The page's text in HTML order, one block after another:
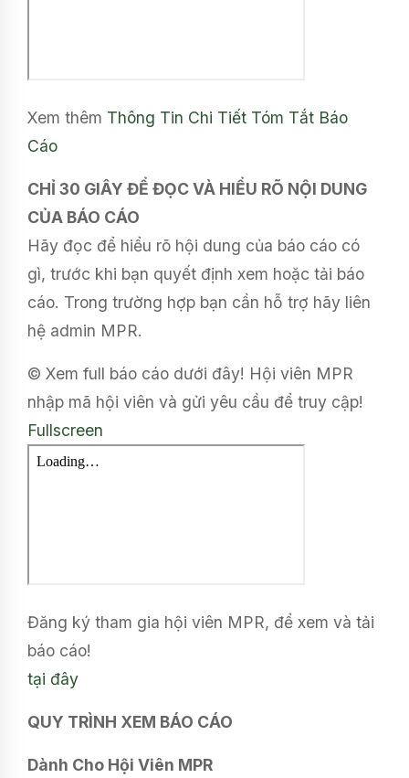
Xem thêm Thông Tin Chi Tiết Tóm Tắt Báo
Cáo
CHỈ 30 GIÂY ĐỂ ĐỌC VÀ HIỂU RÕ NỘI DUNG
CỦA BÁO CÁO
Hãy đọc để hiểu rõ hội dung của báo cáo có
gì, trước khi bạn quyết định xem hoặc tải báo
cáo. Trong trường hợp bạn cần hỗ trợ hãy liên
hệ admin MPR.
© Xem full báo cáo dưới đây! Hội viên MPR
nhập mã hội viên và gửi yêu cầu để truy cập!
Fullscreen
Đăng ký tham gia hội viên MPR, để xem và tải
báo cáo!
tại đây
QUY TRÌNH XEM BÁO CÁO
Dành Cho Hội Viên MPR